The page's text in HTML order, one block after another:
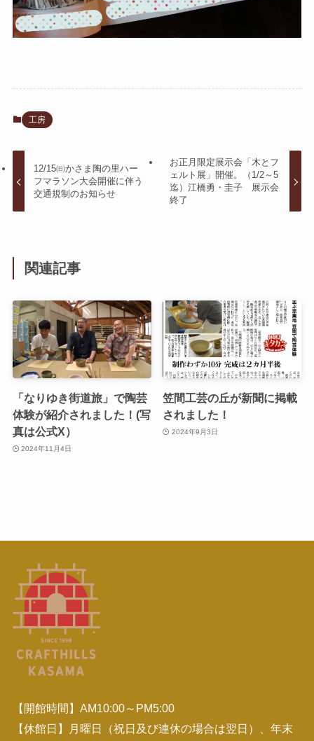
工房
12/15㈰かさま陶の里ハー
フマラソン大会開催に伴う
交通規制のお知らせ
お正月限定展示会「木とフ
ェルト展」開催。（1/2～5
迄）江橋勇・圭子 展示会
終了
関連記事
「なりゆき街道旅」で陶芸
体験が紹介されました！(写
真は公式X）
2024年11月4日
笠間工芸の丘が新聞に掲載
されました！
2024年9月3日
【開館時間】AM10:00～PM5:00
【休館日】月曜日（祝日及び連休の場合は翌日）、年末